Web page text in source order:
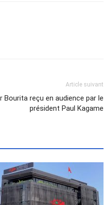
Article suivant
Bourita reçu en audience par le
président Paul Kagame